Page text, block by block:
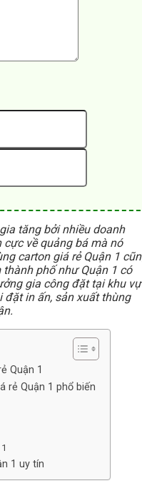
tăng bởi nhiều doanh
về quảng bá mà nó
carton giá rẻ Quận 1
phố như Quận 1 có
gia công đặt tại khu
in ấn, sản xuất thùng
Quận 1
rẻ Quận 1 phổ biến
1 uy tín